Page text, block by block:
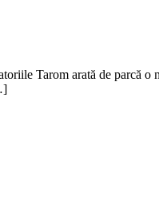
Tarom arată de parcă o